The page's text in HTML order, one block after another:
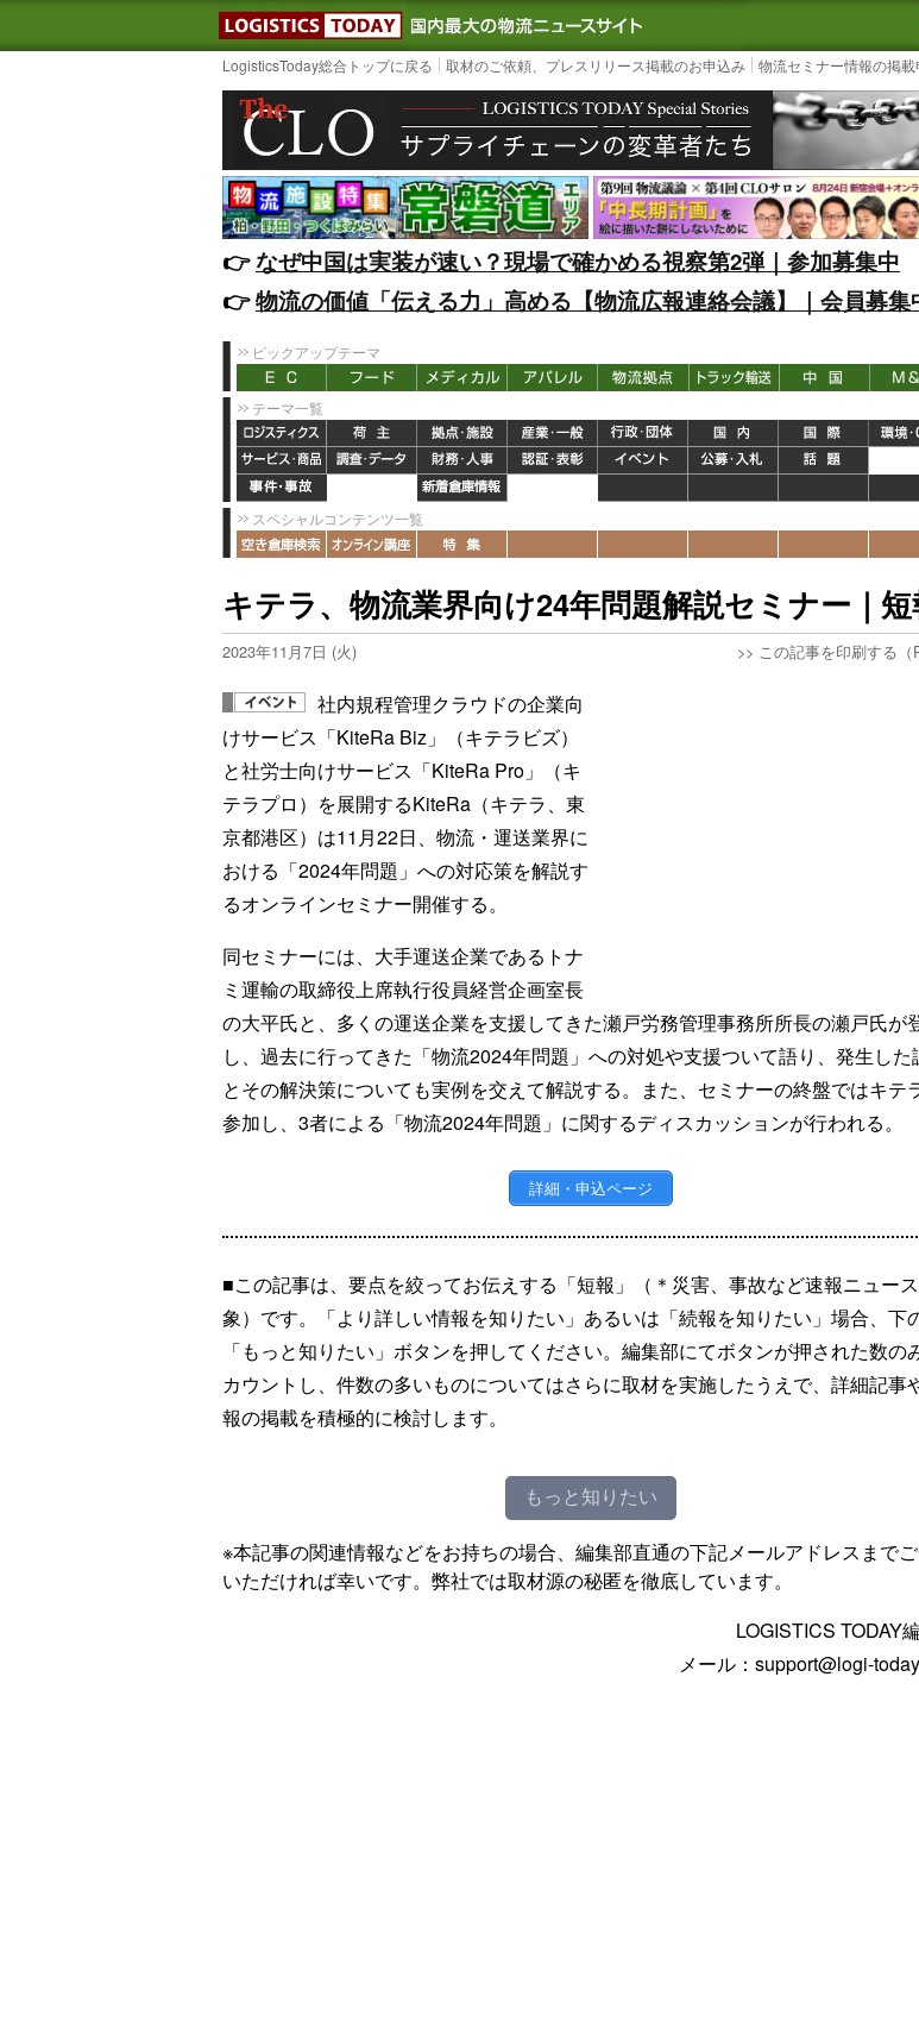
LOGISTICS TODAY｜国内最大の物流ニュースサイト
3PL, SCMなど国
LogisticsToday総合トップに戻る 取材のご依頼、プレスリリース掲載のお申込み 物流セミナー情報の掲
👉️なぜ中国は実装が速い？現場で確かめる視察第2弾｜参加募集中
👉️物流の価値「伝える力」高める【物流広報連絡会議】｜会員募集
ピックアップテーマ
テーマ一覧
スペシャルコンテンツ一覧
キテラ、物流業界向け24年問題解説セミナー｜短
2023年11月7日 (火) >> この記事を印刷する（
社内規程管理クラウドの企業向
けサービス「KiteRa Biz」（キテラビズ）
と社労士向けサービス「KiteRa Pro」（キ
テラプロ）を展開するKiteRa（キテラ、東
京都港区）は11月22日、物流・運送業界に
おける「2024年問題」への対応策を解説す
るオンラインセミナー開催する。
同セミナーには、大手運送企業であるトナ
ミ運輸の取締役上席執行役員経営企画室長
の大平氏と、多くの運送企業を支援してきた瀬戸労務管理事務所所長の瀬戸氏が
し、過去に行ってきた「物流2024年問題」への対処や支援ついて語り、発生した
とその解決策についても実例を交えて解説する。また、セミナーの終盤ではキテ
参加し、3者による「物流2024年問題」に関するディスカッションが行われる。
詳細・申込ページ
■この記事は、要点を絞ってお伝えする「短報」（＊災害、事故など速報ニュー
象）です。「より詳しい情報を知りたい」あるいは「続報を知りたい」場合、下
「もっと知りたい」ボタンを押してください。編集部にてボタンが押された数の
カウントし、件数の多いものについてはさらに取材を実施したうえで、詳細記事
報の掲載を積極的に検討します。
もっと知りたい
※本記事の関連情報などをお持ちの場合、編集部直通の下記メールアドレスまで
いただければ幸いです。弊社では取材源の秘匿を徹底しています。
LOGISTICS TODAY
メール：support@logi-